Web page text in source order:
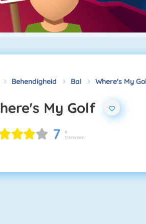
Behendigheid Bal Where's My
Where's My Golf
7
8
Stemmen